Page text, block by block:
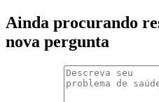
Ainda procurando
nova pergunta